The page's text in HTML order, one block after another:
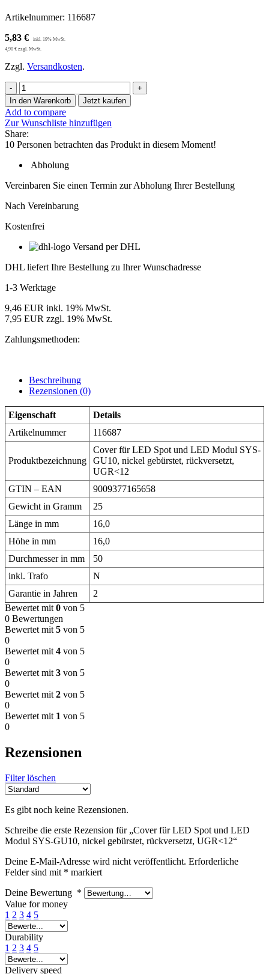
Artikelnummer: 116687
5,83 €
4,90 € zzgl. MwSt.
Zzgl. Versandkosten.
Cover
für
LED
Spot
und
LED
SYS-
nickel
rückversetzt,
Menge
In den Warenkorb Jetzt kaufen
Add to compare
Zur Wunschliste hinzufügen
Share:
10 Personen betrachten das Produkt in diesem Moment!
Abholung
Vereinbaren Sie einen Termin zur Abholung Ihrer Bestellung
Nach Vereinbarung
Kostenfrei
Versand per DHL
DHL liefert Ihre Bestellung zu Ihrer Wunschadresse
1-3 Werktage
9,46 EUR inkl. 19% MwSt.
7,95 EUR zzgl. 19% MwSt.
Zahlungsmethoden:
Beschreibung
Rezensionen (0)
Eigenschaft
Details
Artikelnummer
116687
Produktbezeichnung
Cover für LED Spot und LED Modul SYS-
GU10, nickel gebürstet, rückversetzt,
UGR<12
GTIN – EAN
9009377165658
Gewicht in Gramm
25
Länge in mm
16,0
Höhe in mm
16,0
Durchmesser in mm
50
inkl. Trafo
N
Garantie in Jahren
2
Bewertet mit0 von 5
0 Bewertungen
Bewertet mit5 von 5
0
Bewertet mit4 von 5
0
Bewertet mit3 von 5
0
Bewertet mit2 von 5
0
Bewertet mit 1 von 5
0
Rezensionen
Filter löschen
Es gibt noch keine Rezensionen.
Schreibe die erste Rezension für „Cover für LED Spot und LED
Modul SYS-GU10, nickel gebürstet, rückversetzt, UGR<12“
Deine E-Mail-Adresse wird nicht veröffentlicht. Erforderliche
Felder sind mit * markiert
Deine Bewertung *
Value for money
1 2 3 4 5
Durability
1 2 3 4 5
Delivery speed